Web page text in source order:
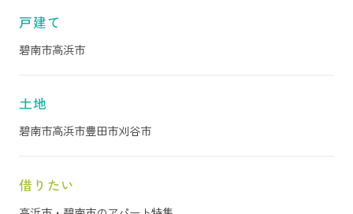
戸建て
碧南市高浜市
土地
碧南市高浜市豊田市刈谷市
借りたい